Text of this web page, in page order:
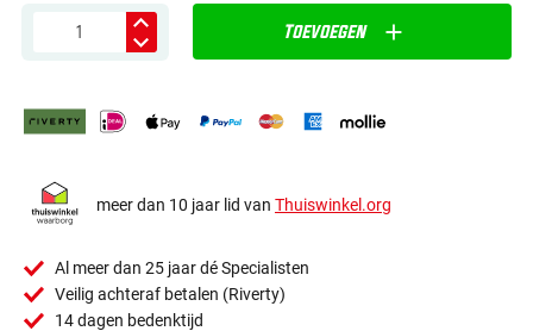
Toevoegen
meer dan 10 jaar lid van Thuiswinkel.org
Al meer dan 25 jaar dé Specialisten
Veilig achteraf betalen (Riverty)
14 dagen bedenktijd